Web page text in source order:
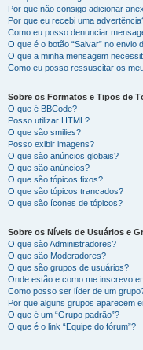
Por que não consigo adicionar
Por que eu recebi uma
Como eu posso denunciar
O que é o botão “Salvar” no envio
O que a minha mensagem
Como eu posso ressuscitar os
Sobre os Formatos e Tipos de
O que é BBCode?
Posso utilizar HTML?
O que são smilies?
Posso exibir imagens?
O que são anúncios globais?
O que são anúncios?
O que são tópicos fixos?
O que são tópicos trancados?
O que são ícones de tópicos?
Sobre os Níveis de Usuários e
O que são Administradores?
O que são Moderadores?
O que são grupos de usuários?
Onde estão e como me inscrevo
Como posso ser líder de um
Por que alguns grupos aparecem
O que é um “Grupo padrão”?
O que é o link “Equipe do fórum”?